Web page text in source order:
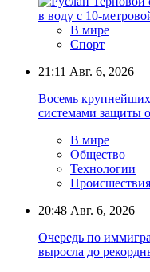
В мире
Спорт
21:11 Авг. 6, 2026
Восемь
системами защиты
В мире
Общество
Технологии
Происшествия
20:48 Авг. 6, 2026
Очередь по
выросла до